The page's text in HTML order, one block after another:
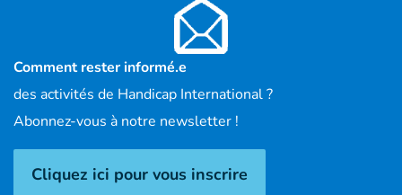
Comment rester informé.e
des activités de Handicap International ?
Abonnez-vous à notre newsletter !
Cliquez ici pour vous inscrire